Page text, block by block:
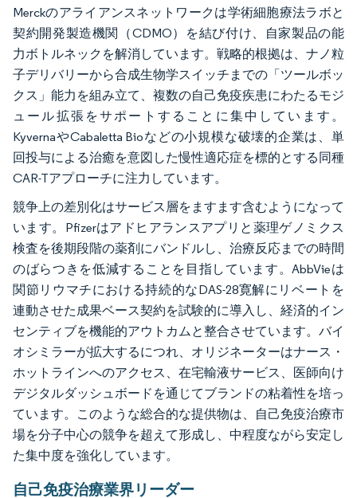
Merckのアライアンスネットワークは学術細胞療法ラボと
契約開発製造機関（CDMO）を結び付け、自家製品の能
力ボトルネックを解消しています。戦略的根拠は、ナノ粒
子デリバリーから合成生物学スイッチまでの「ツールボッ
クス」能力を組み立て、複数の自己免疫疾患にわたるモジ
ュール拡張をサポートすることに集中しています。
KyvernaやCabaletta Bioなどの小規模な破壊的企業は、単
回投与による治癒を意図した慢性適応症を標的とする同種
CAR-Tアプローチに注力しています。
競争上の差別化はサービス層をますます含むようになって
います。Pfizerはアドヒアランスアプリと薬理ゲノミクス
検査を後期段階の薬剤にバンドルし、治療反応までの時間
のばらつきを低減することを目指しています。AbbVieは
関節リウマチにおける持続的なDAS-28寛解にリベートを
連動させた成果ベース契約を試験的に導入し、経済的イン
センティブを機能的アウトカムと整合させています。バイ
オシミラーが拡大するにつれ、オリジネーターはナース・
ホットラインへのアクセス、在宅輸液サービス、医師向け
デジタルダッシュボードを通じてブランドの粘着性を培っ
ています。このような総合的な提供物は、自己免疫治療市
場を分子中心の競争を超えて形成し、中程度ながら安定し
た集中度を強化しています。
自己免疫治療業界リーダー